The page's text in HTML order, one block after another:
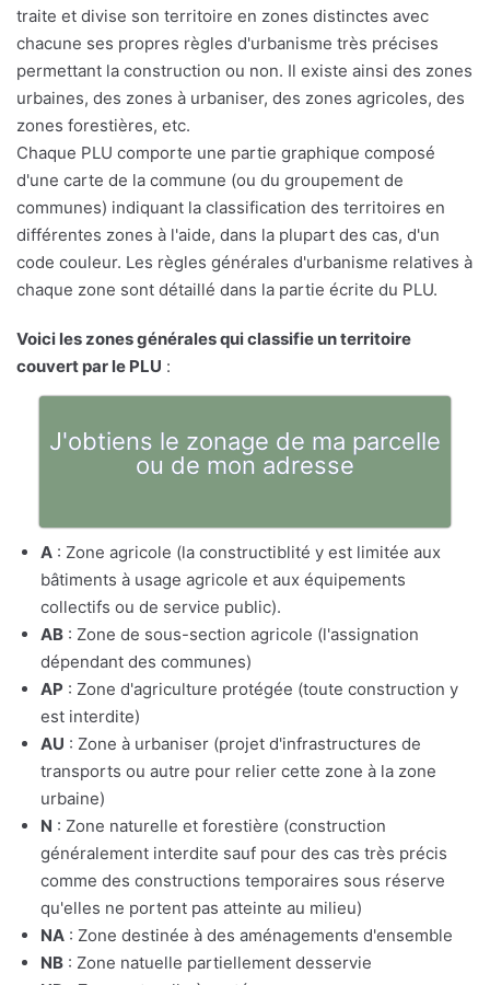
traite et divise son territoire en zones distinctes avec
chacune ses propres règles d'urbanisme très précises
permettant la construction ou non. Il existe ainsi des zones
urbaines, des zones à urbaniser, des zones agricoles, des
zones forestières, etc.
Chaque PLU comporte une partie graphique composé
d'une carte de la commune (ou du groupement de
communes) indiquant la classification des territoires en
différentes zones à l'aide, dans la plupart des cas, d'un
code couleur. Les règles générales d'urbanisme relatives à
chaque zone sont détaillé dans la partie écrite du PLU.
Voici les zones générales qui classifie un territoire
couvert par le PLU :
J'obtiens le zonage de ma parcelle
ou de mon adresse
A : Zone agricole (la constructiblité y est limitée aux
bâtiments à usage agricole et aux équipements
collectifs ou de service public).
AB : Zone de sous-section agricole (l'assignation
dépendant des communes)
AP : Zone d'agriculture protégée (toute construction y
est interdite)
AU : Zone à urbaniser (projet d'infrastructures de
transports ou autre pour relier cette zone à la zone
urbaine)
N : Zone naturelle et forestière (construction
généralement interdite sauf pour des cas très précis
comme des constructions temporaires sous réserve
qu'elles ne portent pas atteinte au milieu)
NA : Zone destinée à des aménagements d'ensemble
NB : Zone natuelle partiellement desservie